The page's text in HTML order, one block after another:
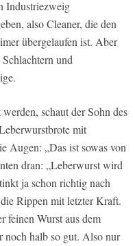
Industriezweig
also Cleaner, die den
übergelaufen ist. Aber
und
schaut der Sohn des
mit
Augen: „Das ist sowas von
dran: „Leberwurst wird
ja schon richtig nach
Rippen mit letzter Kraft.
feinen Wurst aus dem
noch halb so gut. Also nur